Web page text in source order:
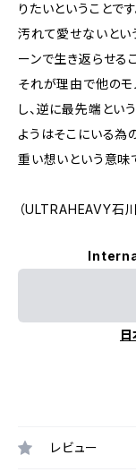
りたいということです
汚れて愛せないとい
ーンで生き返らせる
それが理由で他のモ
し、逆に最先端とい
ようはそこにいる為
重い想いという意味
（ULTRAHEAVY石川
レビュー